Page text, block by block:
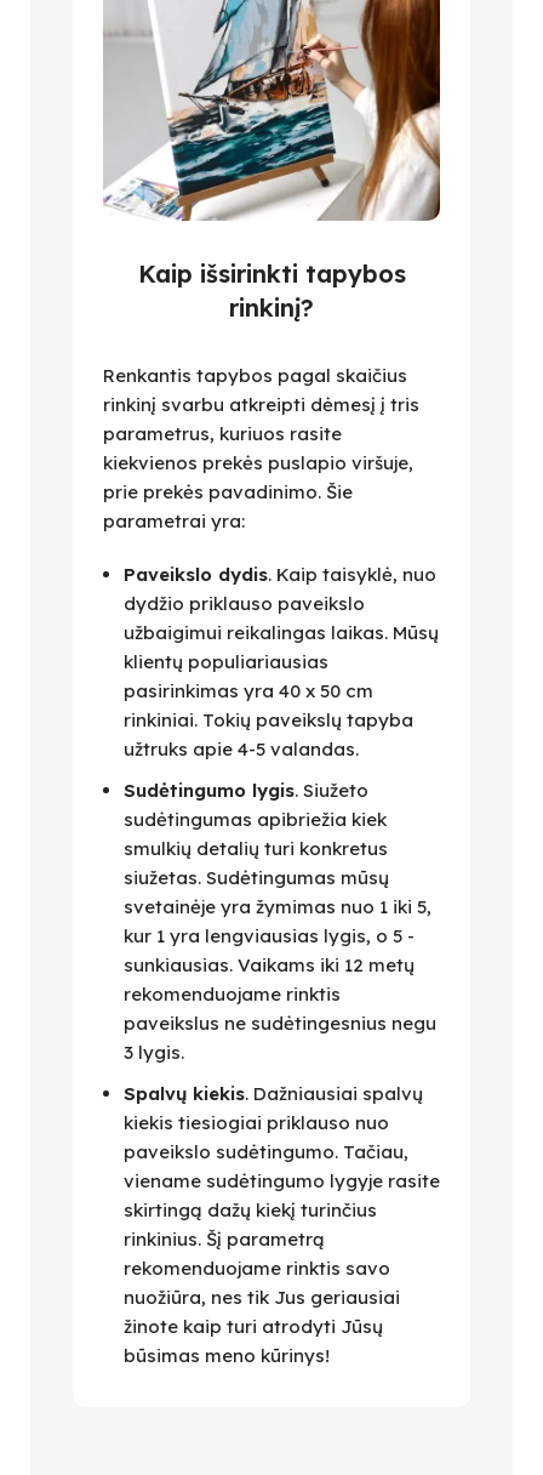
Kaip išsirinkti tapybos
rinkinį?
Renkantis tapybos pagal skaičius
rinkinį svarbu atkreipti dėmesį į tris
parametrus, kuriuos rasite
kiekvienos prekės puslapio viršuje,
prie prekės pavadinimo. Šie
parametrai yra:
Paveikslo dydis. Kaip taisyklė, nuo
dydžio priklauso paveikslo
užbaigimui reikalingas laikas. Mūsų
klientų populiariausias
pasirinkimas yra 40 x 50 cm
rinkiniai. Tokių paveikslų tapyba
užtruks apie 4-5 valandas.
Sudėtingumo lygis. Siužeto
sudėtingumas apibriežia kiek
smulkių detalių turi konkretus
siužetas. Sudėtingumas mūsų
svetainėje yra žymimas nuo 1 iki 5,
kur 1 yra lengviausias lygis, o 5 -
sunkiausias. Vaikams iki 12 metų
rekomenduojame rinktis
paveikslus ne sudėtingesnius negu
3 lygis.
Spalvų kiekis. Dažniausiai spalvų
kiekis tiesiogiai priklauso nuo
paveikslo sudėtingumo. Tačiau,
viename sudėtingumo lygyje rasite
skirtingą dažų kiekį turinčius
rinkinius. Šį parametrą
rekomenduojame rinktis savo
nuožiūra, nes tik Jus geriausiai
žinote kaip turi atrodyti Jūsų
būsimas meno kūrinys!